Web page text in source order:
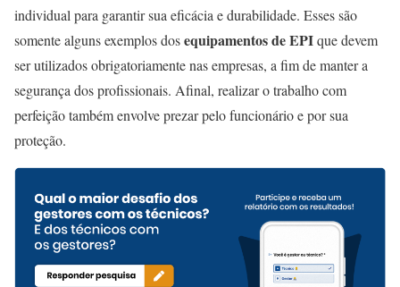
individual para garantir sua eficácia e durabilidade. Esses são
somente alguns exemplos dosequipamentos de EPIque devem
ser utilizados obrigatoriamente nas empresas, a fim de manter a
segurança dos profissionais. Afinal, realizar o trabalho com
perfeição também envolve prezar pelo funcionário e por sua
proteção.